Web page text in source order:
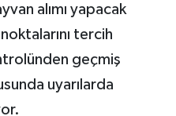
alımı yapacak
tercih
geçmiş
uyarılarda